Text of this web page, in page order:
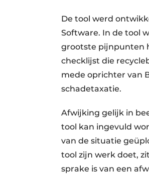
De tool werd
Software. In de tool
grootste pijnpunten
checklijst die
mede oprichter van
schadetaxatie.
Afwijking gelijk in
tool kan ingevuld
van de situatie
tool zijn werk doet,
sprake is van een